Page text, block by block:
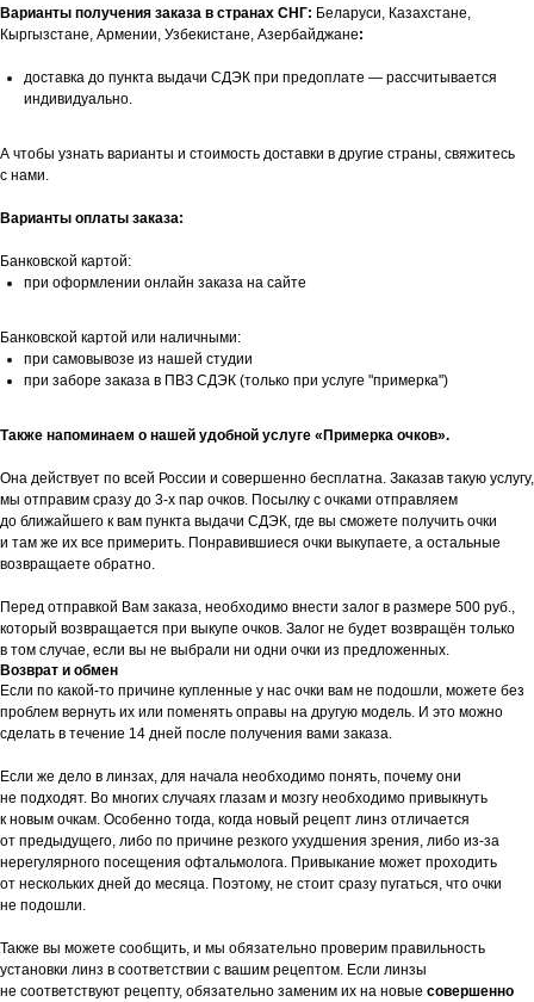
Варианты получения заказа в странах СНГ: Беларуси, Казахстане,
Кыргызстане, Армении, Узбекистане, Азербайджане:
доставка до пункта выдачи СДЭК при предоплате — рассчитывается
индивидуально.
А чтобы узнать варианты и стоимость доставки в другие страны, свяжитесь
с нами.
Варианты оплаты заказа:
Банковской картой:
при оформлении онлайн заказа на сайте
Банковской картой или наличными:
при самовывозе из нашей студии
при заборе заказа в ПВЗ СДЭК (только при услуге "примерка")
Также напоминаем о нашей удобной услуге «Примерка очков».
Она действует по всей России и совершенно бесплатна. Заказав такую услугу,
мы отправим сразу до 3-х пар очков. Посылку с очками отправляем
до ближайшего к вам пункта выдачи СДЭК, где вы сможете получить очки
и там же их все примерить. Понравившиеся очки выкупаете, а остальные
возвращаете обратно.
Перед отправкой Вам заказа, необходимо внести залог в размере 500 руб.,
который возвращается при выкупе очков. Залог не будет возвращён только
в том случае, если вы не выбрали ни одни очки из предложенных.
Возврат и обмен
Если по какой-то причине купленные у нас очки вам не подошли, можете без
проблем вернуть их или поменять оправы на другую модель. И это можно
сделать в течение 14 дней после получения вами заказа.
Если же дело в линзах, для начала необходимо понять, почему они
не подходят. Во многих случаях глазам и мозгу необходимо привыкнуть
к новым очкам. Особенно тогда, когда новый рецепт линз отличается
от предыдущего, либо по причине резкого ухудшения зрения, либо из-за
нерегулярного посещения офтальмолога. Привыкание может проходить
от нескольких дней до месяца. Поэтому, не стоит сразу пугаться, что очки
не подошли.
Также вы можете сообщить, и мы обязательно проверим правильность
установки линз в соответствии с вашим рецептом. Если линзы
не соответствуют рецепту, обязательно заменим их на новые совершенно